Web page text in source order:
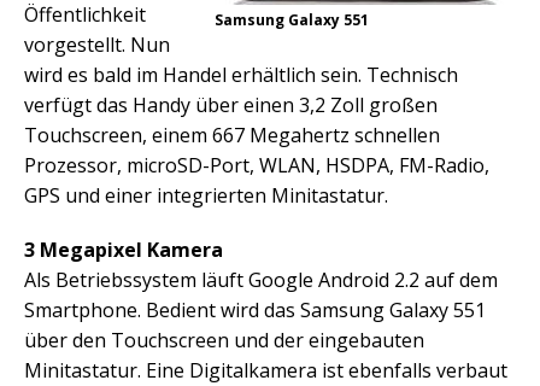
Samsung Galaxy 551
Öffentlichkeit
vorgestellt. Nun
wird es bald im Handel erhältlich sein. Technisch
verfügt das Handy über einen 3,2 Zoll großen
Touchscreen, einem 667 Megahertz schnellen
Prozessor, microSD-Port, WLAN, HSDPA, FM-Radio,
GPS und einer integrierten Minitastatur.
3 Megapixel Kamera
Als Betriebssystem läuft Google Android 2.2 auf dem
Smartphone. Bedient wird das Samsung Galaxy 551
über den Touchscreen und der eingebauten
Minitastatur. Eine Digitalkamera ist ebenfalls verbaut